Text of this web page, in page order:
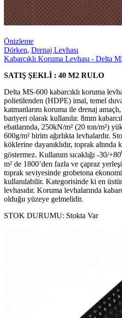
Önizleme
Dörken, Drenaj Levhası
Kabarcıklı Koruma Levhası - Delta
SATIŞ ŞEKLİ : 40 M2 RULO
Delta MS-600 kabarcıklı koruma
polietilenden (HDPE) imal, temel
katmanlarını koruma ile drenaj
bariyeri olarak kullanılır. 8mm
ebatlarında, 250kN/m² (20 ton/m²)
600g/m² birim ağırlıkta levhalardır.
köklerine dayanıklıdır, toprak altında
göstermez. Kullanım sıcaklığı -30/
m² de 1800’den fazla ve çapraz
toprak seviyesinde grobetona
kullanılabilir. Kategorisinde ki en
levhasıdır. Koruma levhalarında
olduğu yüzeye gelmelidir.
STOK DURUMU: Stokta Var